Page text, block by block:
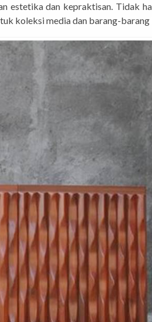
estetika dan kepraktisan. Tidak
koleksi media dan barang-barang